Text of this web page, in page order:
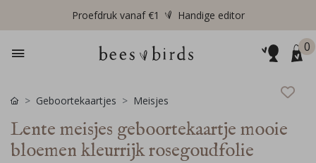
Proefdruk vanaf €1 Handige editor
0
Geboortekaartjes Meisjes
Lente meisjes geboortekaartje mooie
bloemen kleurrijk rosegoudfolie